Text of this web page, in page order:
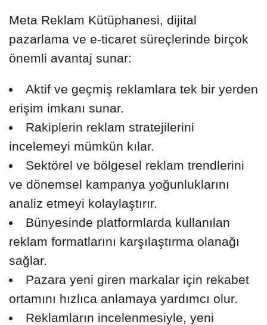
Meta Reklam Kütüphanesi, dijital
pazarlama ve e-ticaret süreçlerinde birçok
önemli avantaj sunar:
Aktif ve geçmiş reklamlara tek bir yerden
erişim imkanı sunar.
Rakiplerin reklam stratejilerini
incelemeyi mümkün kılar.
Sektörel ve bölgesel reklam trendlerini
ve dönemsel kampanya yoğunluklarını
analiz etmeyi kolaylaştırır.
Bünyesinde platformlarda kullanılan
reklam formatlarını karşılaştırma olanağı
sağlar.
Pazara yeni giren markalar için rekabet
ortamını hızlıca anlamaya yardımcı olur.
Reklamların incelenmesiyle, yeni